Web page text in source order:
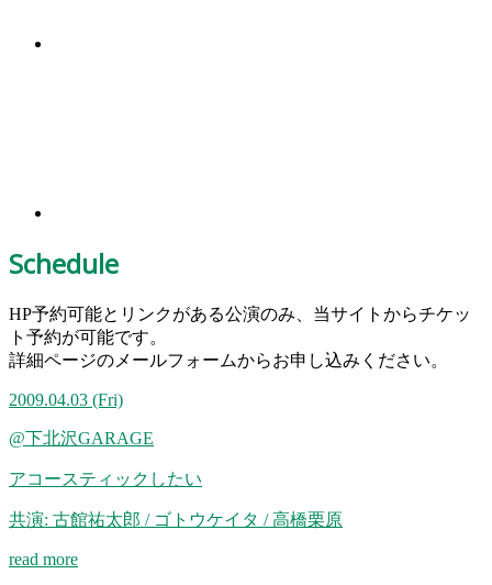
Schedule
HP予約可能とリンクがある公演のみ、当サイトからチケッ
ト予約が可能です。
詳細ページのメールフォームからお申し込みください。
2009.04.03 (Fri)
@下北沢GARAGE
アコースティックしたい
共演: 古館祐太郎 / ゴトウケイタ / 高橋栗原
read more